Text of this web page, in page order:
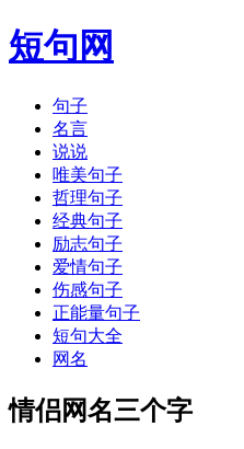
短句网
句子
名言
说说
唯美句子
哲理句子
经典句子
励志句子
爱情句子
伤感句子
正能量句子
短句大全
网名
情侣网名三个字